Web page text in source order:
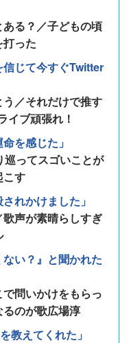
る？／子どもの頃
った
じて今すぐTwitter
／それだけで推す
イブ頑張れ！
を感じた」
巡ってスゴいことが
こす
れかけました」
声が素晴らしすぎ
い？』と聞かれた
問いかけをもらっ
のが歌広場淳
教えてくれた」